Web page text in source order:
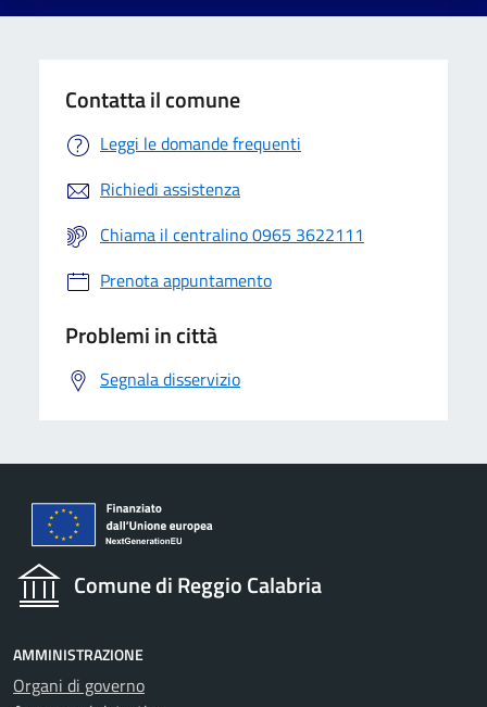
Contatta il comune
Leggi le domande frequenti
Richiedi assistenza
Chiama il centralino 0965 3622111
Prenota appuntamento
Problemi in città
Segnala disservizio
Comune di Reggio Calabria
AMMINISTRAZIONE
Organi di governo